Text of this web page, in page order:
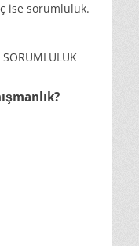
ise sorumluluk.